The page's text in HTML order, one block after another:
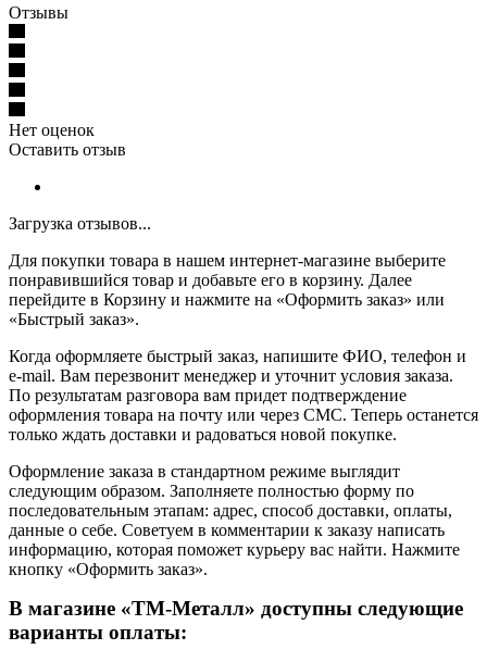
Отзывы
Нет оценок
Оставить отзыв
Загрузка отзывов...
Для покупки товара в нашем интернет-магазине выберите
понравившийся товар и добавьте его в корзину. Далее
перейдите в Корзину и нажмите на «Оформить заказ» или
«Быстрый заказ».
Когда оформляете быстрый заказ, напишите ФИО, телефон и
e-mail. Вам перезвонит менеджер и уточнит условия заказа.
По результатам разговора вам придет подтверждение
оформления товара на почту или через СМС. Теперь останется
только ждать доставки и радоваться новой покупке.
Оформление заказа в стандартном режиме выглядит
следующим образом. Заполняете полностью форму по
последовательным этапам: адрес, способ доставки, оплаты,
данные о себе. Советуем в комментарии к заказу написать
информацию, которая поможет курьеру вас найти. Нажмите
кнопку «Оформить заказ».
В магазине «ТМ-Металл» доступны следующие
варианты оплаты: